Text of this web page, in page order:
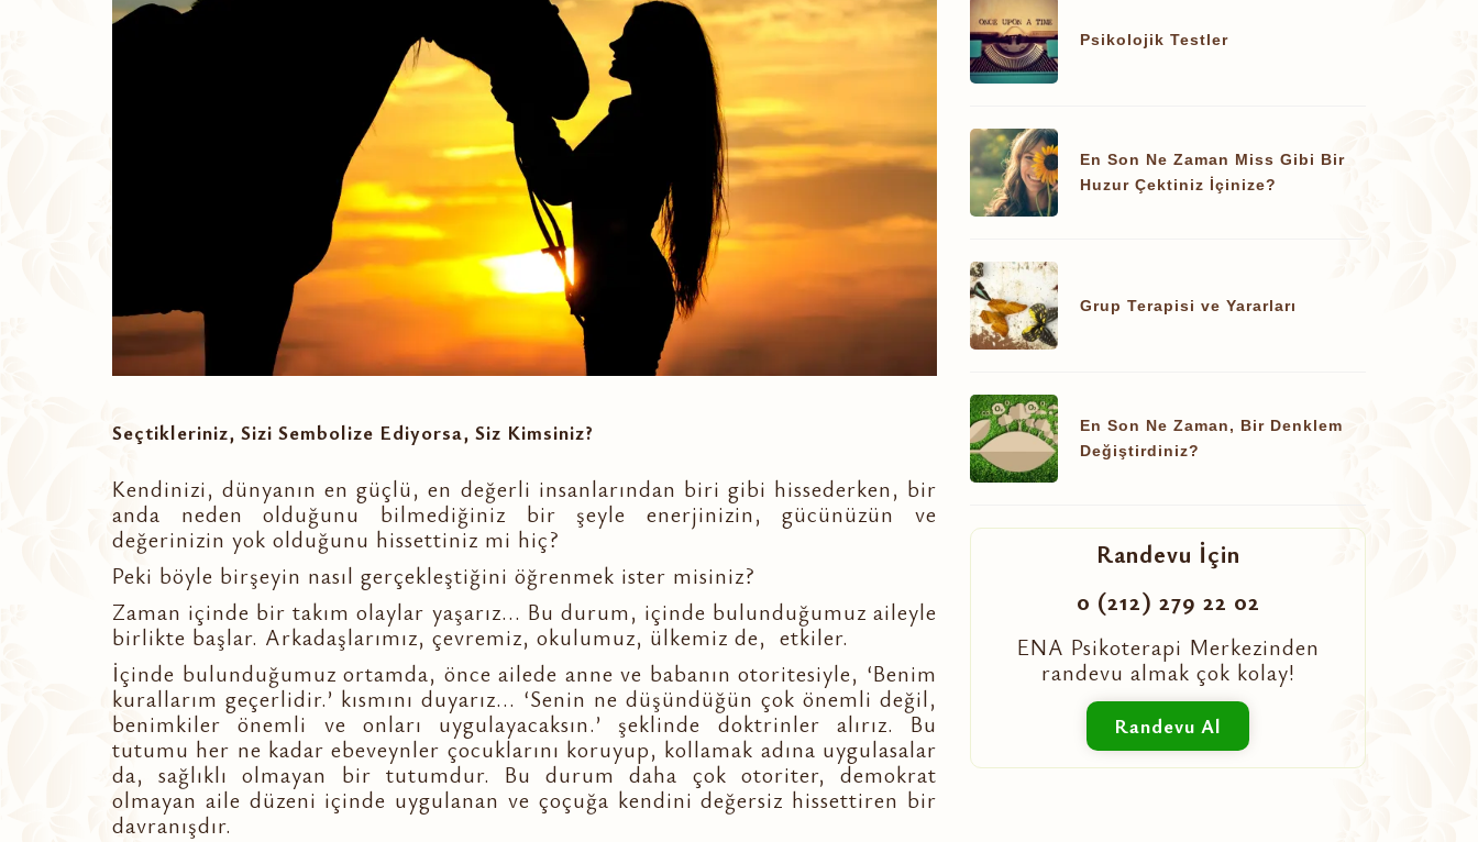
Seçtikleriniz, Sizi Sembolize Ediyorsa, Siz Kimsiniz?
Kendinizi, dünyanın en güçlü, en değerli insanlarından biri gibi hissederken, bir
anda neden olduğunu bilmediğiniz bir şeyle enerjinizin, gücünüzün ve
değerinizin yok olduğunu hissettiniz mi hiç?
Peki böyle birşeyin nasıl gerçekleştiğini öğrenmek ister misiniz?
Zaman içinde bir takım olaylar yaşarız... Bu durum, içinde bulunduğumuz aileyle
birlikte başlar. Arkadaşlarımız, çevremiz, okulumuz, ülkemiz de, etkiler.
İçinde bulunduğumuz ortamda, önce ailede anne ve babanın otoritesiyle, ‘Benim
kurallarım geçerlidir.’ kısmını duyarız... ‘Senin ne düşündüğün çok önemli değil,
benimkiler önemli ve onları uygulayacaksın.’ şeklinde doktrinler alırız. Bu
tutumu her ne kadar ebeveynler çocuklarını koruyup, kollamak adına uygulasalar
da, sağlıklı olmayan bir tutumdur. Bu durum daha çok otoriter, demokrat
olmayan aile düzeni içinde uygulanan ve çoçuğa kendini değersiz hissettiren bir
davranışdır.
Psikolojik Testler
En Son Ne Zaman Miss Gibi Bir
Huzur Çektiniz İçinize?
Grup Terapisi ve Yararları
En Son Ne Zaman, Bir Denklem
Değiştirdiniz?
Randevu İçin
0 (212) 279 22 02
ENA Psikoterapi Merkezinden
randevu almak çok kolay!
Randevu Al